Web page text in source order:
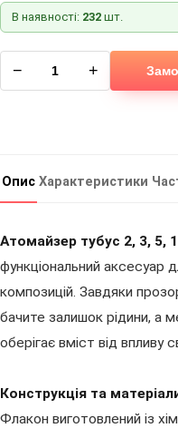
В наявності: 232 шт.
− +
Опис Характеристики
Атомайзер тубус 2, 3, 5,
функціональний аксесуар
композицій. Завдяки
бачите залишок рідини, а
оберігає вміст від впливу
Конструкція та
Флакон виготовлений із